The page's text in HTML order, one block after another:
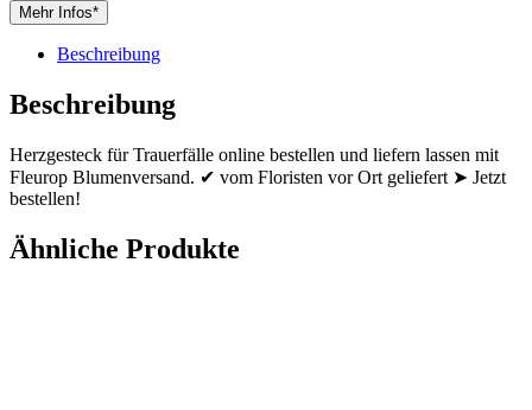
Mehr Infos*
Beschreibung
Beschreibung
Herzgesteck für Trauerfälle online bestellen und liefern lassen mit
Fleurop Blumenversand. ✔ vom Floristen vor Ort geliefert ➤ Jetzt
bestellen!
Ähnliche Produkte